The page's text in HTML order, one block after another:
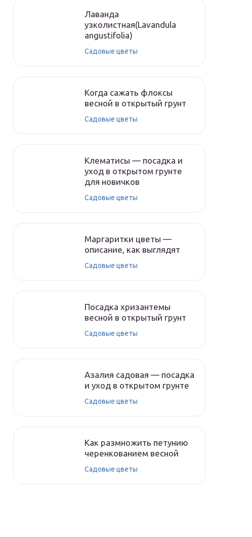
Лаванда
узколистная(Lavandula
angustifolia)
Садовые цветы
Когда сажать флоксы
весной в открытый грунт
Садовые цветы
Клематисы — посадка и
уход в открытом грунте
для новичков
Садовые цветы
Маргаритки цветы —
описание, как выглядят
Садовые цветы
Посадка хризантемы
весной в открытый грунт
Садовые цветы
Азалия садовая — посадка
и уход в открытом грунте
Садовые цветы
Как размножить петунию
черенкованием весной
Садовые цветы